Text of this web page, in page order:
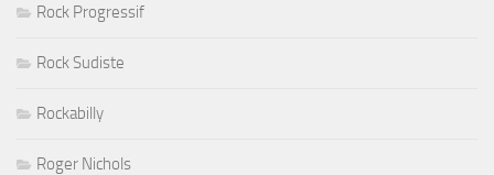
Rock Progressif
Rock Sudiste
Rockabilly
Roger Nichols